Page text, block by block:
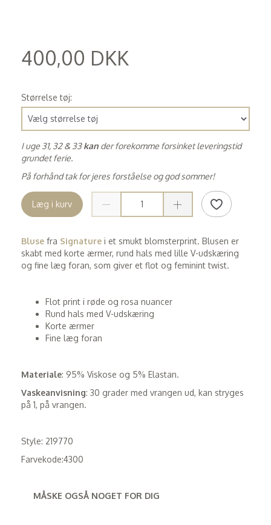
400,00 DKK
Størrelse tøj:
I uge 31, 32 & 33kan der forekomme forsinket leveringstid
grundet ferie.
På forhånd tak for jeres forståelse og god sommer!
Læg i kurv
Bluse fra Signature i et smukt blomsterprint. Blusen er
skabt med korte ærmer, rund hals med lille V-udskæring
og fine læg foran, som giver et flot og feminint twist.
Flot print i røde og rosa nuancer
Rund hals med V-udskæring
Korte ærmer
Fine læg foran
Materiale: 95% Viskose og 5% Elastan.
Vaskeanvisning: 30 grader med vrangen ud, kan stryges
på 1, på vrangen.
Style: 219770
Farvekode:4300
MÅSKE OGSÅ NOGET FOR DIG